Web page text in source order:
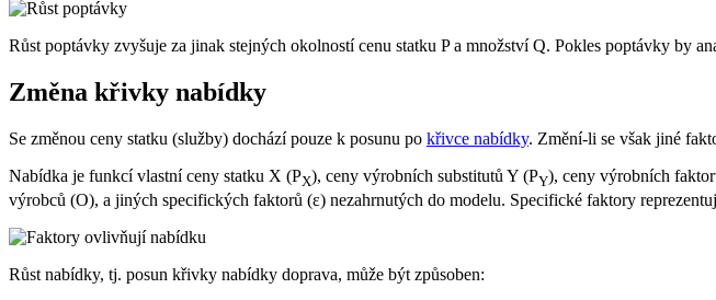
Růst poptávky zvyšuje za jinak stejných okolností cenu statku P a množství Q. Pokles poptávky by
Změna křivky nabídky
Se změnou ceny statku (služby) dochází pouze k posunu po křivce nabídky. Změní-li se však jiné
Nabídka je funkcí vlastní ceny statku X (PX), ceny výrobních substitutů Y (PY), ceny výrobních
výrobců (O), a jiných specifických faktorů (ε) nezahrnutých do modelu. Specifické faktory
Růst nabídky, tj. posun křivky nabídky doprava, může být způsoben: